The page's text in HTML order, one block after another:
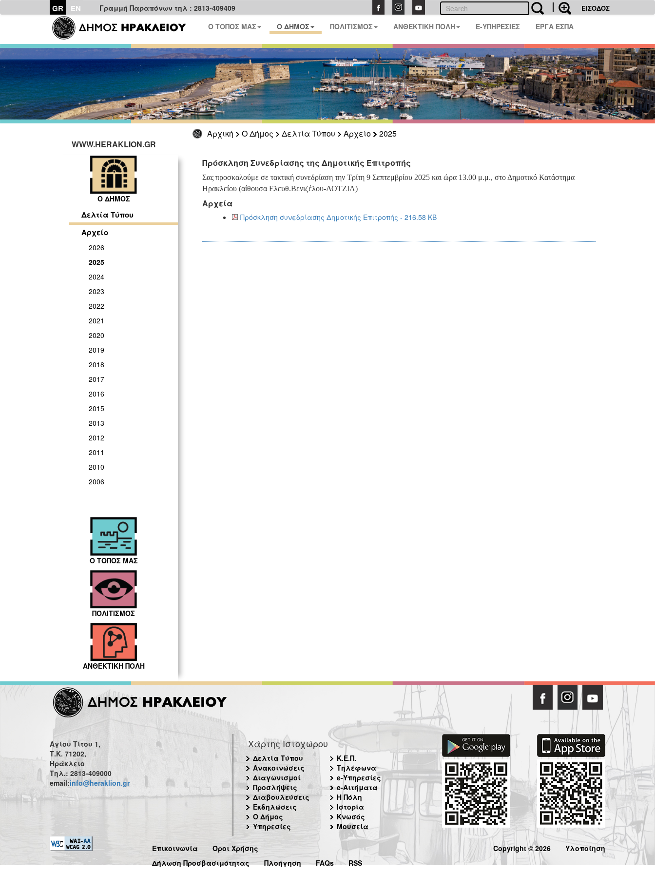
GR EN Γραμμή Παραπόνων τηλ : 2813-409409 ΕΙΣΟΔΟΣ
Ο ΤΟΠΟΣ ΜΑΣ Ο ΔΗΜΟΣ ΠΟΛΙΤΙΣΜΟΣ ΑΝΘΕΚΤΙΚΗ ΠΟΛΗ E-ΥΠΗΡΕΣΙΕΣ ΕΡΓΑ ΕΣΠΑ
Αρχική Ο Δήμος Δελτία Τύπου Αρχείο
2025
WWW.HERAKLION.GR
Ο ΔΗΜΟΣ
Δελτία Τύπου
Αρχείο
2026
2025
2024
2023
2022
2021
2020
2019
2018
2017
2016
2015
2013
2012
2011
2010
2006
Ο ΤΟΠΟΣ ΜΑΣ
ΠΟΛΙΤΙΣΜΟΣ
ΑΝΘΕΚΤΙΚΗ ΠΟΛΗ
Πρόσκληση Συνεδρίασης της Δημοτικής Επιτροπής
Σας προσκαλούμε σε τακτική συνεδρίαση την Τρίτη 9 Σεπτεμβρίου 2025 και ώρα 13.00 μ.μ., στο Δημοτικό Κατάστημα
Ηρακλείου (αίθουσα Ελευθ.Βενιζέλου-ΛΟΤΖΙΑ)
Αρχεία
Πρόσκληση συνεδρίασης Δημοτικής Επιτροπής - 216.58 KB
Αγίου Τίτου 1,
Τ.Κ. 71202,
Ηράκλειο
Τηλ.: 2813-409000
email:info@heraklion.gr
Χάρτης Ιστοχώρου
Δελτία Τύπου
Ανακοινώσεις
Διαγωνισμοί
Προσλήψεις
Διαβουλεύσεις
Εκδηλώσεις
Ο Δήμος
Υπηρεσίες
Κ.Ε.Π.
Τηλέφωνα
e-Υπηρεσίες
e-Αιτήματα
Η Πόλη
Ιστορία
Κνωσός
Μουσεία
Επικοινωνία
Όροι Χρήσης
Δήλωση Προσβασιμότητας
Πλοήγηση FAQs RSS
Copyright © 2026 Υλοποίηση